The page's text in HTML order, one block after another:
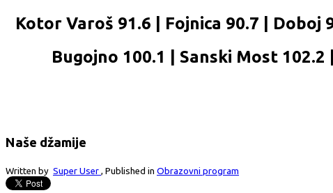
Kotor Varoš 91.6 | Fojnica 90.7 | Doboj
Bugojno 100.1 | Sanski Most
Naše džamije
Written by Super User , Published in Obrazovni program